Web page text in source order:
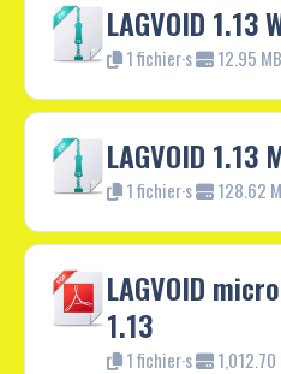
LAGVOID 1.13
1 fichier·s 12.95 MB
LAGVOID 1.13
1 fichier·s 128.62
LAGVOID
1.13
1 fichier·s 1,012.70